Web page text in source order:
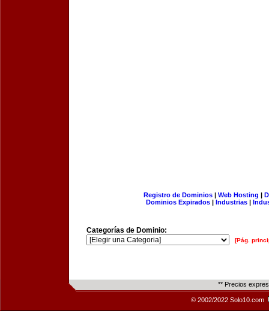
Registro de Dominios| Web Hosting |
Dominios Expirados | Industrias |
Categorías de Dominio:
[Pág.
** Precios
© 2002/2022 Solo10.com